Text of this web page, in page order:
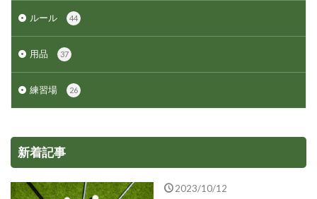
ルール 44
用品 37
練習場 26
新着記事
2023/10/12